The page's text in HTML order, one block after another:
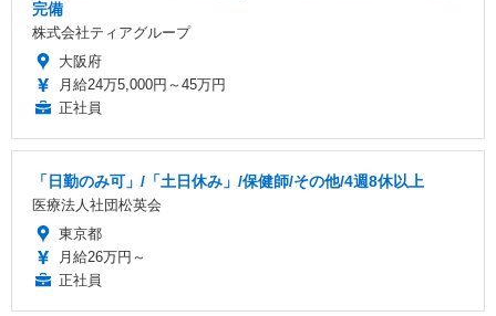
完備
株式会社ティアグループ
大阪府
月給24万5,000円～45万円
正社員
「日勤のみ可」/「土日休み」/保健師/その他/4週8休以上
医療法人社団松英会
東京都
月給26万円～
正社員